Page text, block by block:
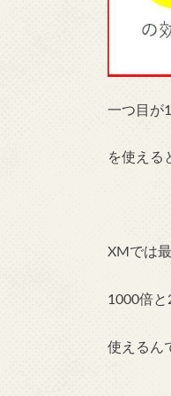
一つ目が
を使える
XMでは
1000倍
使えるん